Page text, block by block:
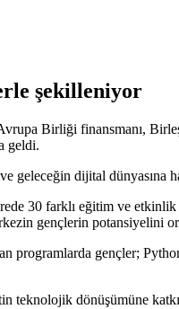
şekilleniyor
Birliği finansmanı,
geldi.
geleceğin dijital dünyasına
30 farklı eğitim ve
gençlerin potansiyelini
programlarda gençler;
teknolojik dönüşümüne